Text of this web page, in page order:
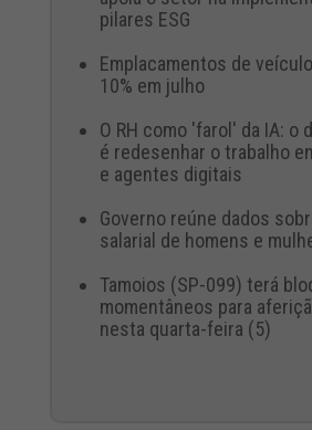
pilares ESG
Emplacamentos de
10% em julho
O RH como 'farol' da IA: o
é redesenhar o trabalho
e agentes digitais
Governo reúne dados
salarial de homens e
Tamoios (SP-099) terá
momentâneos para
nesta quarta-feira (5)